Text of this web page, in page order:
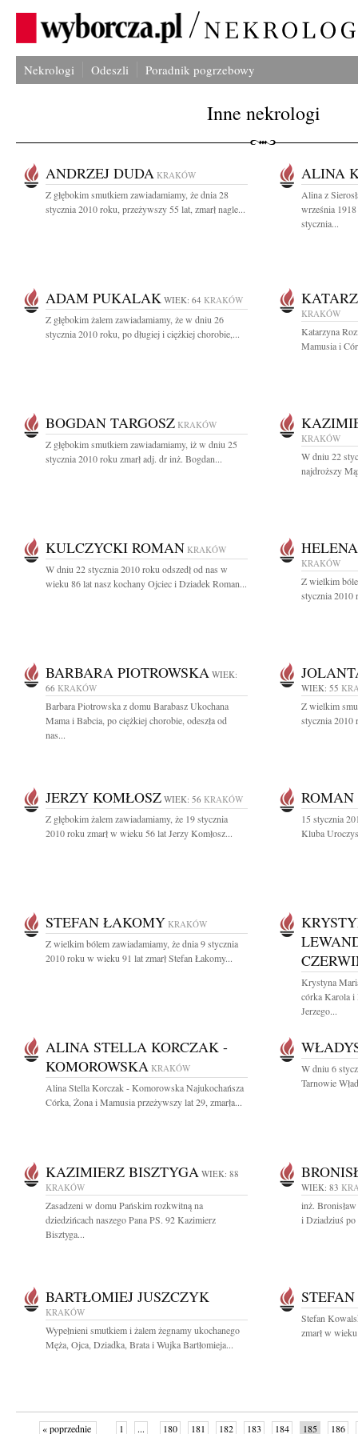
Nekrologi Odeszli Poradnik pogrzebowy
Inne nekrologi
ANDRZEJ DUDA KRAKÓW
Z głębokim smutkiem zawiadamiamy, że dnia 28
stycznia 2010 roku, przeżywszy 55 lat, zmarł nagle...
ALINA
Alina z
września
stycznia...
ADAM PUKALAK WIEK: 64 KRAKÓW
Z głębokim żalem zawiadamiamy, że w dniu 26
stycznia 2010 roku, po długiej i ciężkiej chorobie,...
KRAKÓW
Katarzyna
Mamusia i
BOGDAN TARGOSZ KRAKÓW
Z głębokim smutkiem zawiadamiamy, iż w dniu 25
stycznia 2010 roku zmarł adj. dr inż. Bogdan...
KRAKÓW
W dniu 22
najdroższy
KULCZYCKI ROMAN KRAKÓW
W dniu 22 stycznia 2010 roku odszedł od nas w
wieku 86 lat nasz kochany Ojciec i Dziadek Roman...
KRAKÓW
Z wielkim
stycznia 2010
BARBARA PIOTROWSKA WIEK:
66 KRAKÓW
Barbara Piotrowska z domu Barabasz Ukochana
Mama i Babcia, po ciężkiej chorobie, odeszła od
nas...
WIEK: 55
Z wielkim
stycznia 2010
JERZY KOMŁOSZ WIEK: 56 KRAKÓW
Z głębokim żalem zawiadamiamy, że 19 stycznia
2010 roku zmarł w wieku 56 lat Jerzy Komłosz...
15 stycznia
Kluba
STEFAN ŁAKOMY KRAKÓW
Z wielkim bólem zawiadamiamy, że dnia 9 stycznia
2010 roku w wieku 91 lat zmarł Stefan Łakomy...
Krystyna
córka Karola i
Jerzego...
ALINA STELLA KORCZAK -
KOMOROWSKA KRAKÓW
Alina Stella Korczak - Komorowska Najukochańsza
Córka, Żona i Mamusia przeżywszy lat 29, zmarła...
W dniu 6
Tarnowie
KAZIMIERZ BISZTYGA WIEK: 88
KRAKÓW
Zasadzeni w domu Pańskim rozkwitną na
dziedzińcach naszego Pana PS. 92 Kazimierz
Bisztyga...
WIEK: 83
inż.
i Dziadziuś
BARTŁOMIEJ JUSZCZYK
KRAKÓW
Wypełnieni smutkiem i żalem żegnamy ukochanego
Męża, Ojca, Dziadka, Brata i Wujka Bartłomieja...
Stefan
zmarł w
« poprzednie 1 ... 180 181 182 183 184 185 186